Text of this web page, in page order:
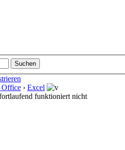
Office › Excel
funktioniert nicht